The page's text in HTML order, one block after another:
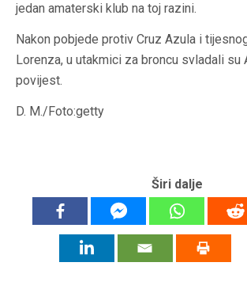
jedan amaterski klub na toj razini.
Nakon pobjede protiv Cruz Azula i
Lorenza, u utakmici za broncu svladali su
povijest.
D. M./Foto:getty
Širi dalje